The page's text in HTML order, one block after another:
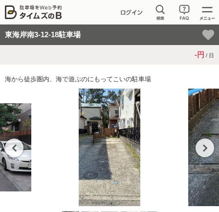
東海岸南3-12-18駐車場
-円 / 日
海から徒歩圏内、海で遊ぶのにもってこいの駐車場